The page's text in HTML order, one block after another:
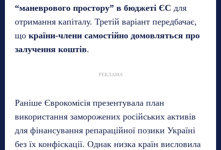
“маневрового простору” в бюджеті ЄС для
отримання капіталу. Третій варіант передбачає,
що країни-члени самостійно домовляться про
залучення коштів.
РЕКЛАМА
Раніше Єврокомісія презентувала план
використання заморожених російських активів
для фінансування репараційної позики Україні
без їх конфіскації. Однак низка країн висловила